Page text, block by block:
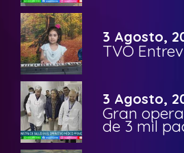
3 Agosto,
TVO
3 Agosto,
Gran
de 3 mil